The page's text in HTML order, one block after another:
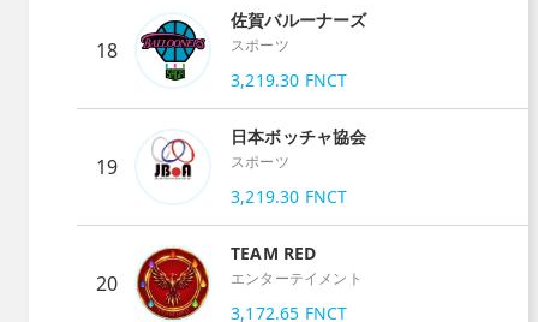
18
佐賀バルーナーズ
スポーツ
3,219.30 FNCT
19
日本ボッチャ協会
スポーツ
3,219.30 FNCT
20
TEAM RED
エンターテイメント
3,172.65 FNCT